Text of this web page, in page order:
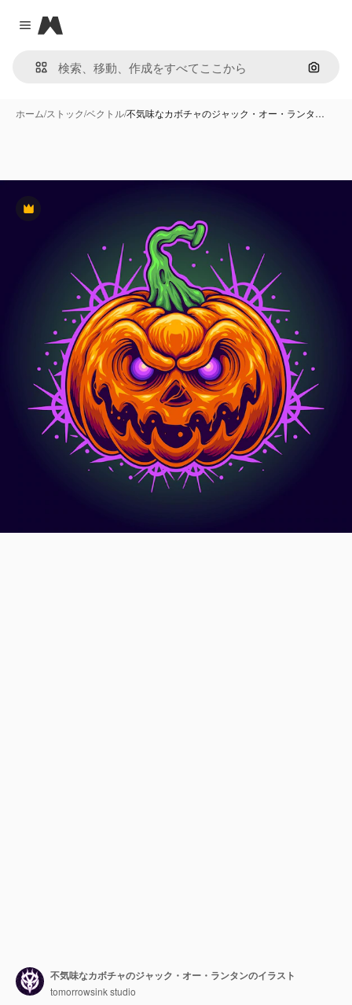
Close menu
Magnific
画像で
ホーム/ストック/ベクトル/不気味なカボチャのジャック・オー・ランタ…
Premium
不気味なカボチャのジャック・オー・ランタンのイラスト
tomorrowsink studio